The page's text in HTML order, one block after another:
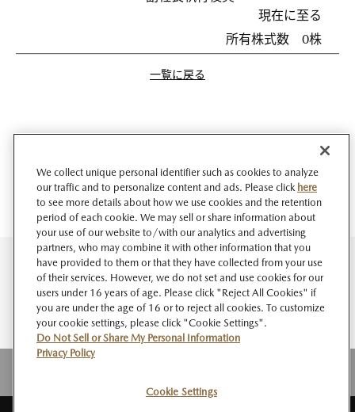
現在に至る
所有株式数 0株
一覧に戻る
We collect unique personal identifier such as cookies to analyze
our traffic and to personalize content and ads. Please click here
to see more details about how we use cookies and the retention
period of each cookie. We may sell or share information about
your use of our website to/with our analytics and advertising
partners, who may combine it with other information that you
have provided to them or that they have collected from your use
of their services. However, we do not set and use cookies for our
users under 16 years of age. Please click "Reject All Cookies" if
you are under the age of 16 or to reject all cookies. To customize
your cookie settings, please click "Cookie Settings".
Do Not Sell or Share My Personal Information
Privacy Policy
Cookie Settings